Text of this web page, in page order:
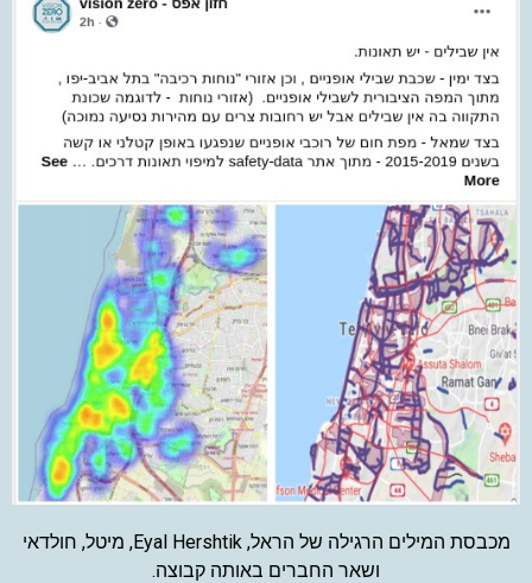
מכבסת המילים הרגילה של הראל, Eyal Hershtik, מיטל, חולדאי
ושאר החברים באותה קבוצה.